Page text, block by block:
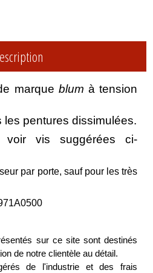
marque blum à tension
les pentures dissimulées.
voir vis suggérées ci-
par porte, sauf pour les très
sur ce site sont destinés
de notre clientèle au détail.
de l'industrie et des frais